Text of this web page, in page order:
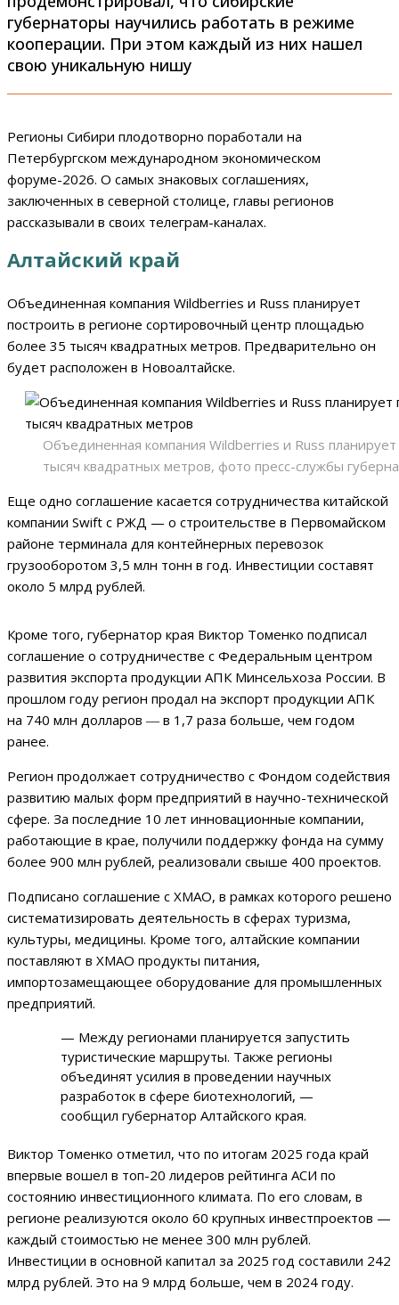
губернаторы научились работать в режиме
кооперации. При этом каждый из них нашел
свою уникальную нишу
Регионы Сибири плодотворно поработали на
Петербургском международном экономическом
форуме-2026. О самых знаковых соглашениях,
заключенных в северной столице, главы регионов
рассказывали в своих телеграм-каналах.
Алтайский край
Объединенная компания Wildberries и Russ планирует
построить в регионе сортировочный центр площадью
более 35 тысяч квадратных метров. Предварительно он
будет расположен в Новоалтайске.
Объединенная компания Wildberries и Russ
тысяч квадратных метров, фото пресс-службы
Еще одно соглашение касается сотрудничества китайской
компании Swift с РЖД — о строительстве в Первомайском
районе терминала для контейнерных перевозок
грузооборотом 3,5 млн тонн в год. Инвестиции составят
около 5 млрд рублей.
Кроме того, губернатор края Виктор Томенко подписал
соглашение о сотрудничестве с Федеральным центром
развития экспорта продукции АПК Минсельхоза России. В
прошлом году регион продал на экспорт продукции АПК
на 740 млн долларов ― в 1,7 раза больше, чем годом
ранее.
Регион продолжает сотрудничество с Фондом содействия
развитию малых форм предприятий в научно-технической
сфере. За последние 10 лет инновационные компании,
работающие в крае, получили поддержку фонда на сумму
более 900 млн рублей, реализовали свыше 400 проектов.
Подписано соглашение с ХМАО, в рамках которого решено
систематизировать деятельность в сферах туризма,
культуры, медицины. Кроме того, алтайские компании
поставляют в ХМАО продукты питания,
импортозамещающее оборудование для промышленных
предприятий.
— Между регионами планируется запустить
туристические маршруты. Также регионы
объединят усилия в проведении научных
разработок в сфере биотехнологий, —
сообщил губернатор Алтайского края.
Виктор Томенко отметил, что по итогам 2025 года край
впервые вошел в топ-20 лидеров рейтинга АСИ по
состоянию инвестиционного климата. По его словам, в
регионе реализуются около 60 крупных инвестпроектов —
каждый стоимостью не менее 300 млн рублей.
Инвестиции в основной капитал за 2025 год составили 242
млрд рублей. Это на 9 млрд больше, чем в 2024 году.